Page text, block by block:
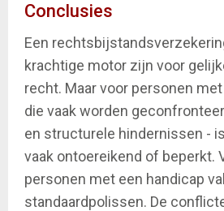
Conclusies
Een
krachtige motor zijn voor
recht. Maar voor personen
die vaak worden
en structurele hindernissen -
vaak ontoereikend of beperkt.
personen met een handicap
standaardpolissen. De